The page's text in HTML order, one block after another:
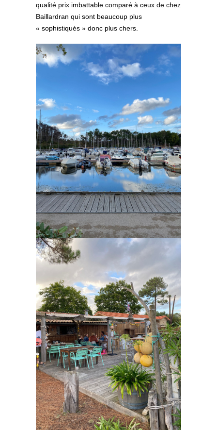
qualité prix imbattable comparé à ceux de chez
Baillardran qui sont beaucoup plus
« sophistiqués » donc plus chers.